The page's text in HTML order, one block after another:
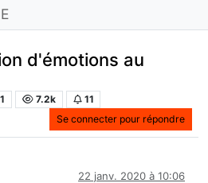
d'émotions au
7.2k
11
Se connecter pour répondre
22 janv. 2020 à 10:06